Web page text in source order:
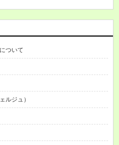
ついて
ルジュ）